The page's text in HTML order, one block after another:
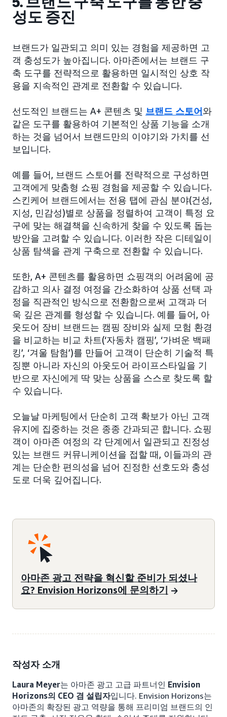
성도 증진
브랜드가 일관되고 의미 있는 경험을 제공하면 고
객 충성도가 높아집니다. 아마존에서는 브랜드 구
축 도구를 전략적으로 활용하면 일시적인 상호 작
용을 지속적인 관계로 전환할 수 있습니다.
선도적인 브랜드는 A+ 콘텐츠 및 브랜드 스토어와
같은 도구를 활용하여 기본적인 상품 기능을 소개
하는 것을 넘어서 브랜드만의 이야기와 가치를 선
보입니다.
예를 들어, 브랜드 스토어를 전략적으로 구성하면
고객에게 맞춤형 쇼핑 경험을 제공할 수 있습니다.
스킨케어 브랜드에서는 전용 탭에 관심 분야(건성,
지성, 민감성)별로 상품을 정렬하여 고객이 특정 요
구에 맞는 해결책을 신속하게 찾을 수 있도록 돕는
방안을 고려할 수 있습니다. 이러한 작은 디테일이
상품 탐색을 관계 구축으로 전환할 수 있습니다.
또한, A+ 콘텐츠를 활용하면 쇼핑객의 어려움에 공
감하고 의사 결정 여정을 간소화하여 상품 선택 과
정을 직관적인 방식으로 전환함으로써 고객과 더
욱 깊은 관계를 형성할 수 있습니다. 예를 들어, 아
웃도어 장비 브랜드는 캠핑 장비와 실제 모험 환경
을 비교하는 비교 차트(‘자동차 캠핑’, ‘가벼운 백패
킹’, ‘겨울 탐험’)를 만들어 고객이 단순히 기술적 특
징뿐 아니라 자신의 아웃도어 라이프스타일을 기
반으로 자신에게 딱 맞는 상품을 스스로 찾도록 할
수 있습니다.
오늘날 마케팅에서 단순히 고객 확보가 아닌 고객
유지에 집중하는 것은 종종 간과되곤 합니다. 쇼핑
객이 아마존 여정의 각 단계에서 일관되고 진정성
있는 브랜드 커뮤니케이션을 접할 때, 이들과의 관
계는 단순한 편의성을 넘어 진정한 선호도와 충성
도로 더욱 깊어집니다.
아마존 광고 전략을 혁신할 준비가 되셨나
요? Envision Horizons에 문의하기
작성자 소개
Laura Meyer는 아마존 광고 고급 파트너인 Envision
Horizons의 CEO 겸 설립자입니다. Envision Horizons는
아마존의 확장된 광고 역량을 통해 프리미엄 브랜드의 인